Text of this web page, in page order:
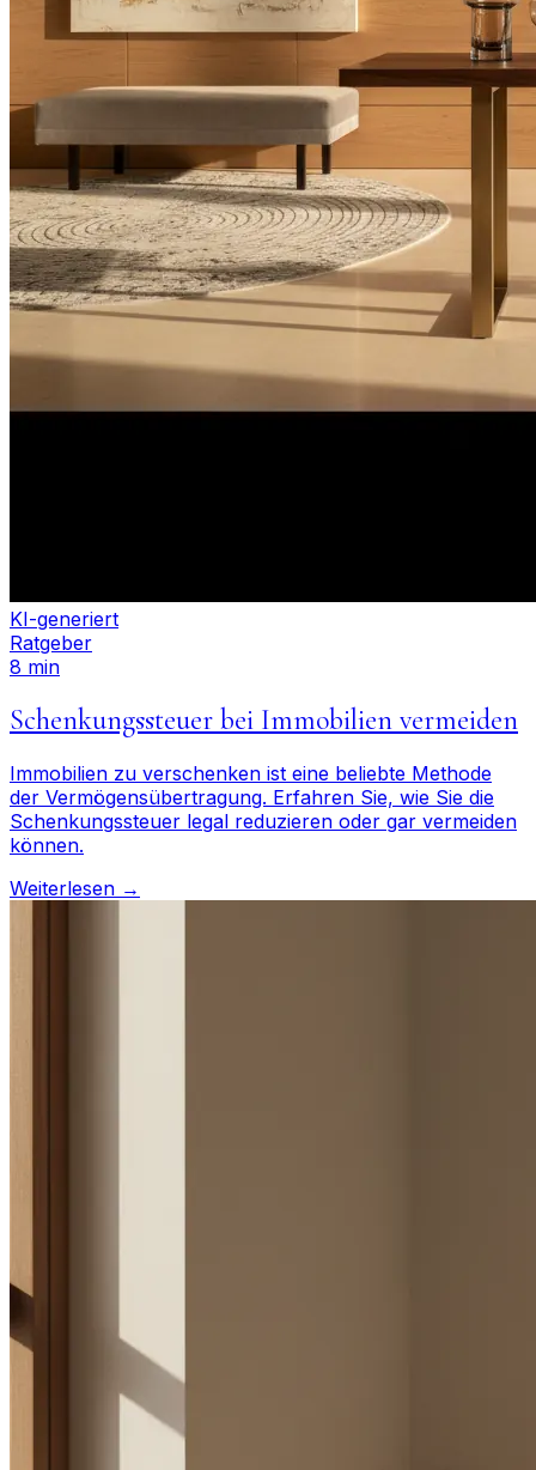
KI-generiert
Ratgeber
8 min
Schenkungssteuer bei Immobilien vermeiden
Immobilien zu verschenken ist eine beliebte Methode
der Vermögensübertragung. Erfahren Sie, wie Sie die
Schenkungssteuer legal reduzieren oder gar vermeiden
können.
Weiterlesen →